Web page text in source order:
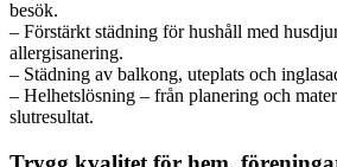
besök.
– Förstärkt städning för hushåll med
allergisanering.
– Städning av balkong, uteplats och
– Helhetslösning – från planering och
slutresultat.